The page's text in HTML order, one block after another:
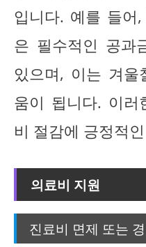
입니다. 예를 들어
은 필수적인 공과
있으며, 이는 겨
움이 됩니다. 이
비 절감에 긍정적
의료비 지원
진료비 면제 또는